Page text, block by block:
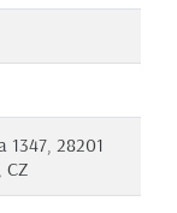
1347, 28201
CZ